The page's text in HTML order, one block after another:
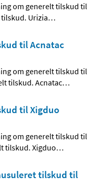
om generelt tilskud til
Urizia…
til Acnatac
om generelt tilskud til
tilskud. Acnatac…
til Xigduo
om generelt tilskud til
tilskud. Xigduo…
tilskud til